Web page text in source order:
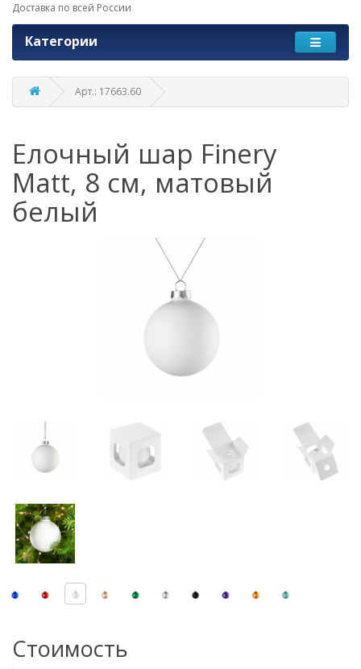
Доставка по всей России
Категории
Арт.: 17663.60
Елочный шар Finery
Matt, 8 см, матовый
белый
Стоимость